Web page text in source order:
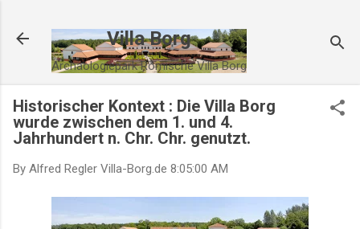
Villa Borg
Archäologiepark Römische Villa Borg
Historischer Kontext : Die Villa Borg
wurde zwischen dem 1. und 4.
Jahrhundert n. Chr. Chr. genutzt.
By Alfred Regler Villa-Borg.de 8:05:00 AM